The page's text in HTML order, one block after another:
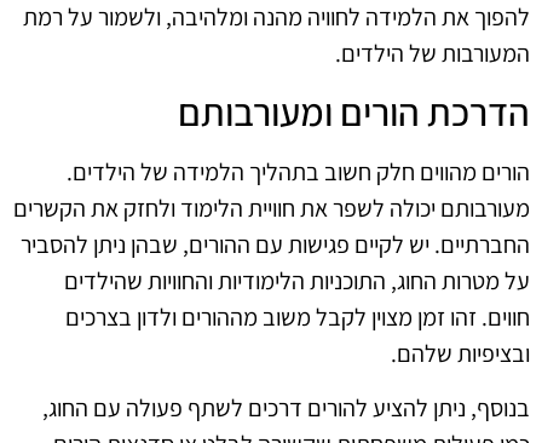
להפוך את הלמידה לחוויה מהנה ומלהיבה, ולשמור על רמת
המעורבות של הילדים.
הדרכת הורים ומעורבותם
הורים מהווים חלק חשוב בתהליך הלמידה של הילדים.
מעורבותם יכולה לשפר את חוויית הלימוד ולחזק את הקשרים
החברתיים. יש לקיים פגישות עם ההורים, שבהן ניתן להסביר
על מטרות החוג, התוכניות הלימודיות והחוויות שהילדים
חווים. זהו זמן מצוין לקבל משוב מההורים ולדון בצרכים
ובציפיות שלהם.
בנוסף, ניתן להציע להורים דרכים לשתף פעולה עם החוג,